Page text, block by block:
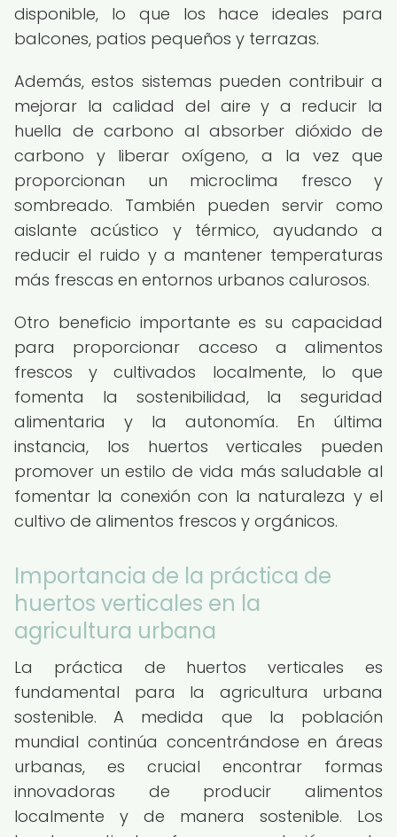
disponible, lo que los hace ideales para
balcones, patios pequeños y terrazas.
Además, estos sistemas pueden contribuir a
mejorar la calidad del aire y a reducir la
huella de carbono al absorber dióxido de
carbono y liberar oxígeno, a la vez que
proporcionan un microclima fresco y
sombreado. También pueden servir como
aislante acústico y térmico, ayudando a
reducir el ruido y a mantener temperaturas
más frescas en entornos urbanos calurosos.
Otro beneficio importante es su capacidad
para proporcionar acceso a alimentos
frescos y cultivados localmente, lo que
fomenta la sostenibilidad, la seguridad
alimentaria y la autonomía. En última
instancia, los huertos verticales pueden
promover un estilo de vida más saludable al
fomentar la conexión con la naturaleza y el
cultivo de alimentos frescos y orgánicos.
Importancia de la práctica de
huertos verticales en la
agricultura urbana
La práctica de huertos verticales es
fundamental para la agricultura urbana
sostenible. A medida que la población
mundial continúa concentrándose en áreas
urbanas, es crucial encontrar formas
innovadoras de producir alimentos
localmente y de manera sostenible. Los